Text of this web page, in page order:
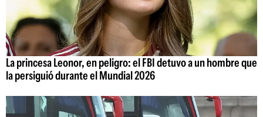
La princesa Leonor, en peligro: el FBI detuvo a un hombre que
la persiguió durante el Mundial 2026